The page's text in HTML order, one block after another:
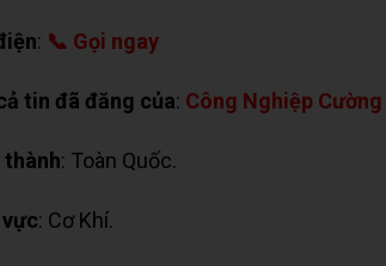
: 📞 Gọi ngay
tin đã đăng của: Công Nghiệp
thành: Toàn Quốc.
: Cơ Khí.